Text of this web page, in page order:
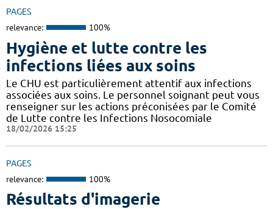
PAGES
relevance: 100%
Hygiène et lutte contre les
infections liées aux soins
Le CHU est particulièrement attentif aux infections
associées aux soins. Le personnel soignant peut vous
renseigner sur les actions préconisées par le Comité
de Lutte contre les Infections Nosocomiale
18/02/2026 15:25
PAGES
relevance: 100%
Résultats d'imagerie